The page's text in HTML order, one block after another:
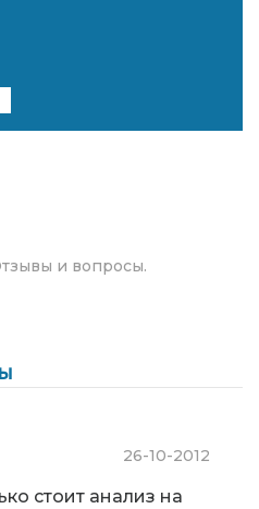
и вопросы.
26-10-2012
стоит анализ на